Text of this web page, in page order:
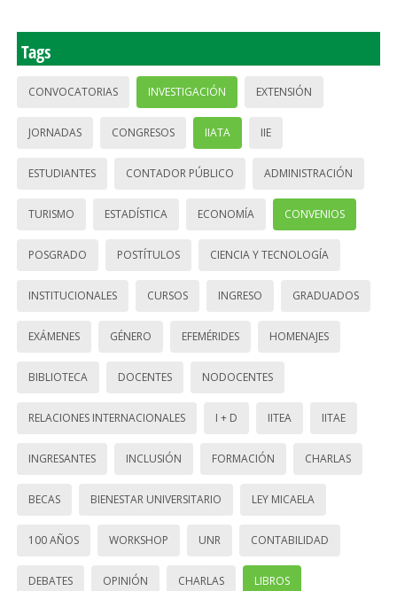
Tags
CONVOCATORIAS INVESTIGACIÓN EXTENSIÓN
JORNADAS CONGRESOS IIATA IIE
ESTUDIANTES CONTADOR PÚBLICO ADMINISTRACIÓN
TURISMO ESTADÍSTICA ECONOMÍA CONVENIOS
POSGRADO POSTÍTULOS CIENCIA Y TECNOLOGÍA
INSTITUCIONALES CURSOS INGRESO GRADUADOS
EXÁMENES GÉNERO EFEMÉRIDES HOMENAJES
BIBLIOTECA DOCENTES NODOCENTES
RELACIONES INTERNACIONALES I + D IITEA IITAE
INGRESANTES INCLUSIÓN FORMACIÓN CHARLAS
BECAS BIENESTAR UNIVERSITARIO LEY MICAELA
100 AÑOS WORKSHOP UNR CONTABILIDAD
DEBATES OPINIÓN CHARLAS LIBROS